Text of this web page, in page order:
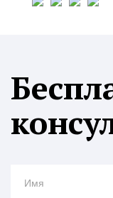
Имя